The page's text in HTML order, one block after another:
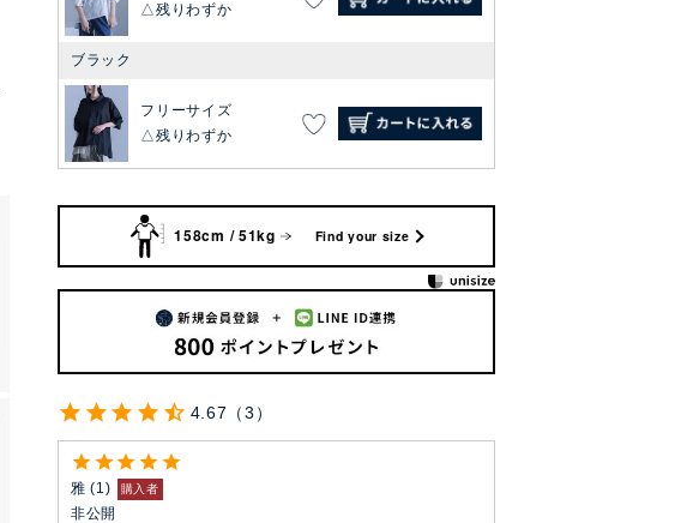
残りわずか
ブラック
フリーサイズ
残りわずか
158cm / 51kg Find your size
4.67 3
雅 1 購入者
非公開